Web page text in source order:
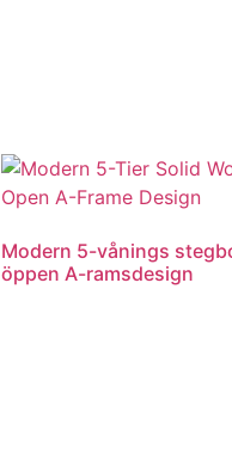
Modern 5-vånings
öppen A-ramsdesign